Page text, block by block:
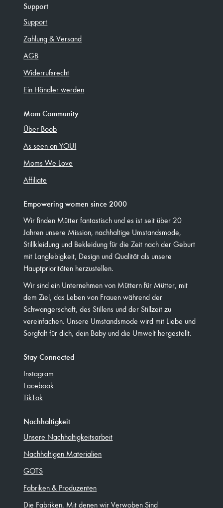
Support
Support
Zahlung & Versand
AGB
Widerrufsrecht
Ein Händler werden
Mom Community
Über Boob
As seen on YOU!
Moms We Love
Affiliate
Empowering women since 2000
Wir finden Mütter fantastisch und es ist seit über 20
Jahren unsere Mission, nachhaltige Umstandsmode,
Stillkleidung und Bekleidung für die Zeit nach der Geburt
mit Langlebigkeit, Design und Qualität als unsere
Hauptprioritäten herzustellen.
Wir sind ein Unternehmen von Müttern für Mütter, mit
dem Ziel, das Leben von Frauen während der
Schwangerschaft, des Stillens und der Stillzeit zu
vereinfachen. Unsere Umstandsmode wird mit Liebe und
Sorgfalt für dich, dein Baby und die Umwelt hergestellt.
Stay Connected
Instagram
Facebook
TikTok
Nachhaltigkeit
Unsere Nachhaltigkeitsarbeit
Nachhaltigen Materialien
GOTS
Fabriken & Produzenten
Die Fabriken, Mit denen wir Verwoben Sind